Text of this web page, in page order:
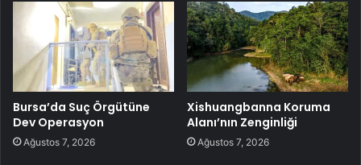
Bursa’da Suç Örgütüne
Dev Operasyon
Ağustos 7, 2026
Xishuangbanna Koruma
Alanı’nın Zenginliği
Ağustos 7, 2026